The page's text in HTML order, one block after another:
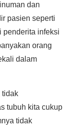
dan
pasien seperti
penderita infeksi
orang
dalam
tidak
tubuh kita cukup
tidak